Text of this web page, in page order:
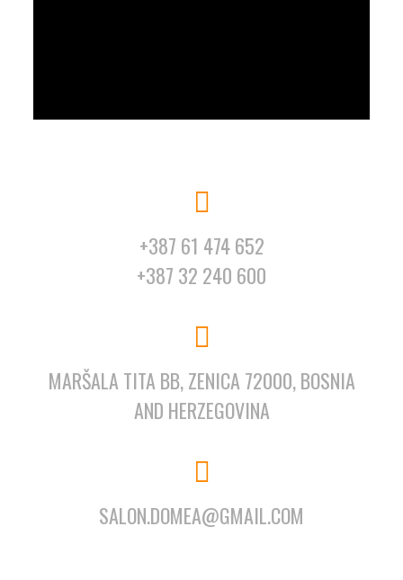
+387 61 474 652
+387 32 240 600
MARŠALA TITA BB, ZENICA 72000, BOSNIA
AND HERZEGOVINA
SALON.DOMEA@GMAIL.COM